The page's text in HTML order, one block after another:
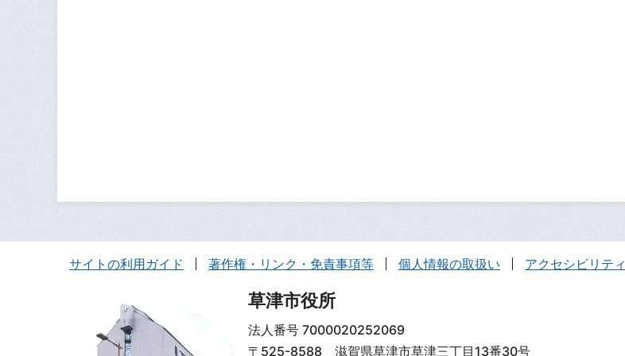
サイトの利用ガイド 著作権・リンク・免責事項等 個人情報の取扱い アクセシビリティ
草津市役所
法人番号 7000020252069
〒525-8588 滋賀県草津市草津三丁目13番30号